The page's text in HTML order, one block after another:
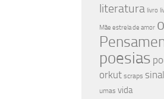
literatura livro
Mãe estrela de amor
poesias
orkut scraps
umas vida